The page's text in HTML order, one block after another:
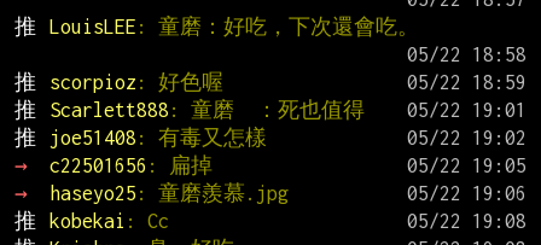
推
LouisLEE : 童磨：好吃，下次還會吃。
推
scorpioz : 好色喔
推
Scarlett888 : 童磨  ：死也值得
推
joe51408 : 有毒又怎樣
→
c22501656 : 扁掉
→
haseyo25 : 童磨羨慕.jpg
推
kobekai : Cc